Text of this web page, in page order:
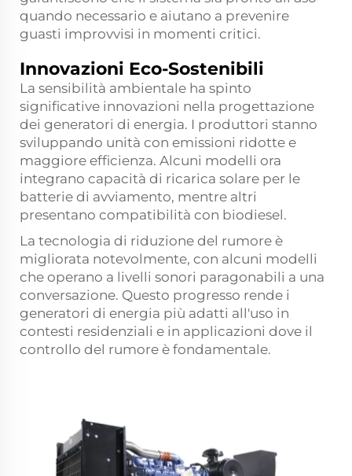
quando necessario e aiutano a prevenire
guasti improvvisi in momenti critici.
Innovazioni Eco-Sostenibili
La sensibilità ambientale ha spinto
significative innovazioni nella progettazione
dei generatori di energia. I produttori stanno
sviluppando unità con emissioni ridotte e
maggiore efficienza. Alcuni modelli ora
integrano capacità di ricarica solare per le
batterie di avviamento, mentre altri
presentano compatibilità con biodiesel.
La tecnologia di riduzione del rumore è
migliorata notevolmente, con alcuni modelli
che operano a livelli sonori paragonabili a una
conversazione. Questo progresso rende i
generatori di energia più adatti all'uso in
contesti residenziali e in applicazioni dove il
controllo del rumore è fondamentale.